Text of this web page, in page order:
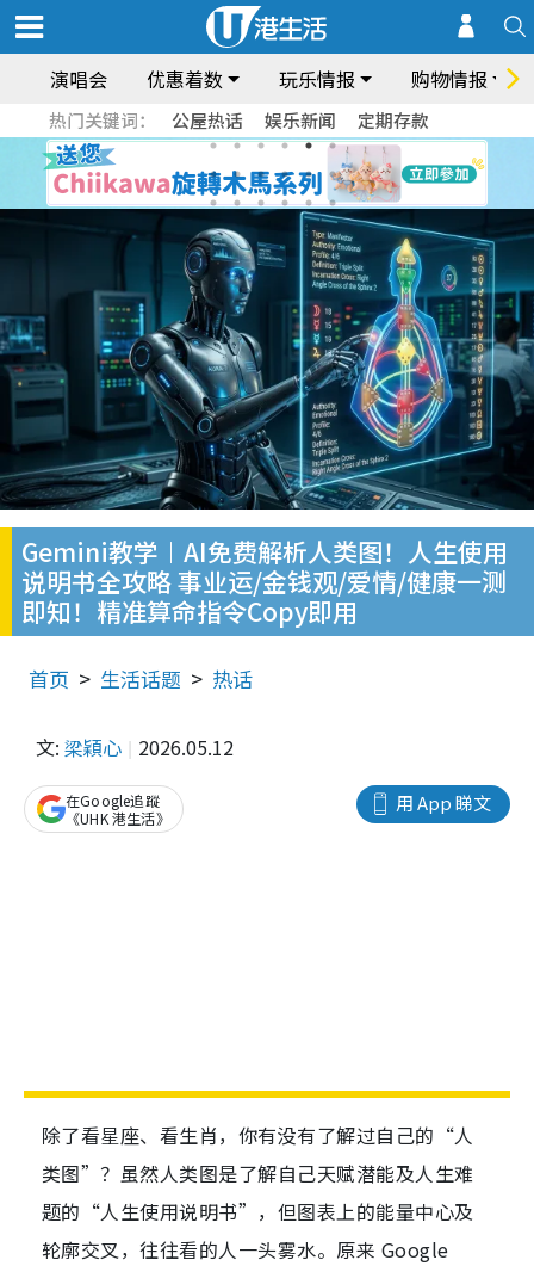
演唱会 优惠着数 玩乐情报 购物情报
热门关键词： 公屋热话 娱乐新闻 定期存款
Gemini教学︱AI免费解析人类图！人生使用
说明书全攻略 事业运/金钱观/爱情/健康一测
即知！精准算命指令Copy即用
首页 生活话题 热话
文: 梁穎心 2026.05.12
用 App 睇文
在Google追蹤
《UHK 港生活》
除了看星座、看生肖，你有没有了解过自己的“人
类图”？虽然人类图是了解自己天赋潜能及人生难
题的“人生使用说明书”，但图表上的能量中心及
轮廓交叉，往往看的人一头雾水。原来 Google